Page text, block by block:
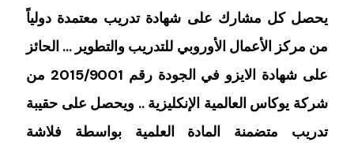
يحصل كل مشارك على شهادة تدريب معتمدة دولياً
من مركز الأعمال الأوروبي للتدريب والتطوير … الحائز
على شهادة الايزو في الجودة رقم 2015/9001 من
شركة يوكاس العالمية الإنكليزية .. ويحصل على حقيبة
تدريب متضمنة المادة العلمية بواسطة فلاشة